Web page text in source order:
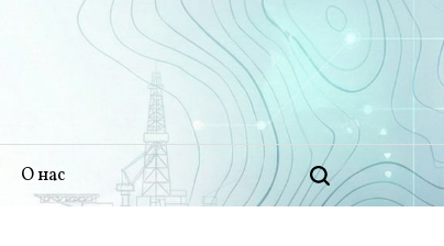
О нас Поиск